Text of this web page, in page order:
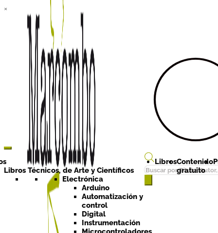
×
Búsqueda
de
Libros Técnicos, de Arte y Científicos
Electrónica
Arduino
Automatización y
control
Digital
Instrumentación
LibrosContenido
gratuito